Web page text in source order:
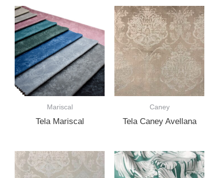
Mariscal
Tela Mariscal
Caney
Tela Caney Avellana